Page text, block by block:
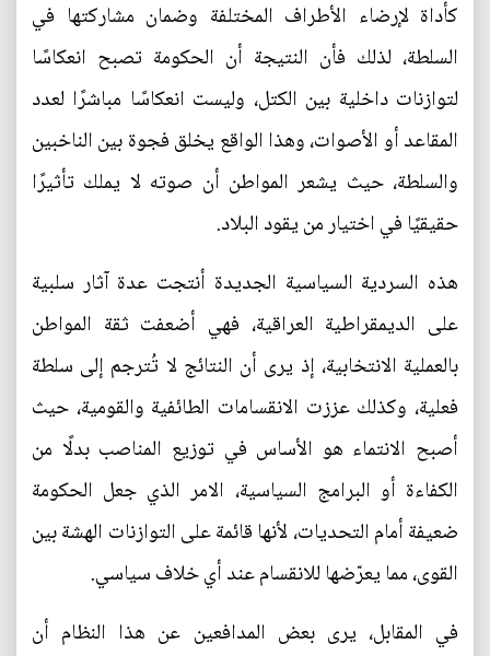
كأداة لإرضاء الأطراف المختلفة وضمان مشاركتها في
السلطة، لذلك فأن النتيجة أن الحكومة تصبح انعكاسًا
لتوازنات داخلية بين الكتل، وليست انعكاسًا مباشرًا لعدد
المقاعد أو الأصوات، وهذا الواقع يخلق فجوة بين الناخبين
والسلطة، حيث يشعر المواطن أن صوته لا يملك تأثيرًا
حقيقيًا في اختيار من يقود البلاد.
هذه السردية السياسية الجديدة أنتجت عدة آثار سلبية
على الديمقراطية العراقية، فهي أضعفت ثقة المواطن
بالعملية الانتخابية، إذ يرى أن النتائج لا تُترجم إلى سلطة
فعلية، وكذلك عززت الانقسامات الطائفية والقومية، حيث
أصبح الانتماء هو الأساس في توزيع المناصب بدلًا من
الكفاءة أو البرامج السياسية، الامر الذي جعل الحكومة
ضعيفة أمام التحديات، لأنها قائمة على التوازنات الهشة بين
القوى، مما يعرّضها للانقسام عند أي خلاف سياسي.
في المقابل، يرى بعض المدافعين عن هذا النظام أن